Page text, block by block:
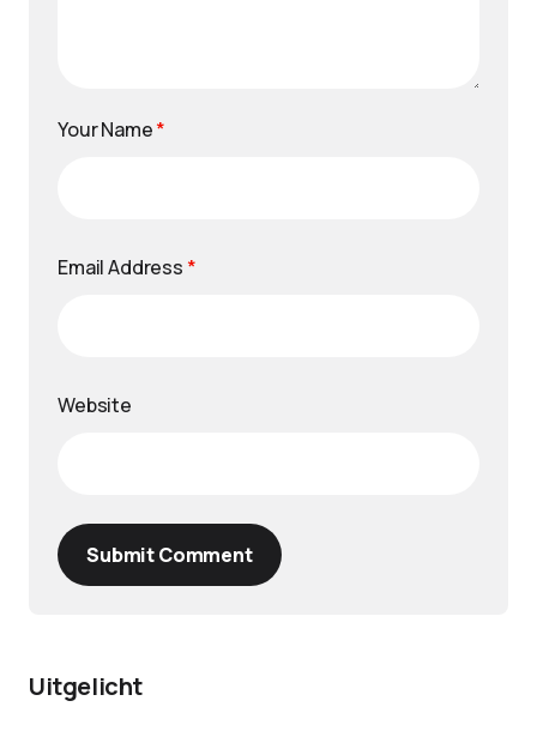
Your Name*
Email Address *
Website
Submit Comment
Uitgelicht